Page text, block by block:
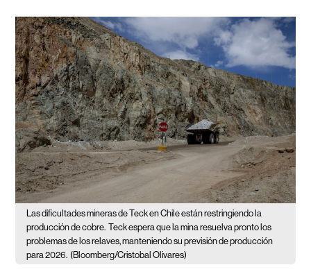
Las dificultades mineras de Teck en Chile están restringiendo la
producción de cobre. Teck espera que la mina resuelva pronto los
problemas de los relaves, manteniendo su previsión de producción
para 2026. (Bloomberg/Cristobal Olivares)